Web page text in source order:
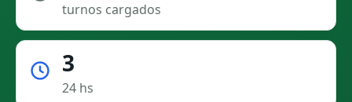
turnos cargados
3
24 hs